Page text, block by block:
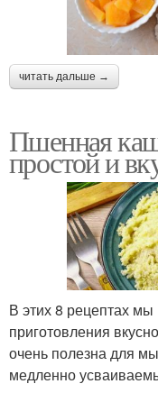
читать дальше →
Пшенная
простой и
В этих 8 рецептах
приготовления
очень полезна для
медленно